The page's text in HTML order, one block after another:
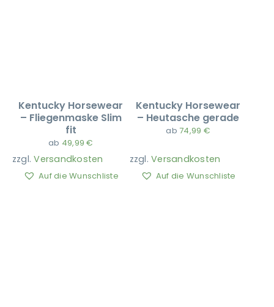
Kentucky Horsewear
– Fliegenmaske Slim
fit
ab 49,99€
zzgl.Versandkosten
Auf die Wunschliste
Kentucky Horsewear
– Heutasche gerade
ab74,99 €
zzgl.Versandkosten
Auf die Wunschliste